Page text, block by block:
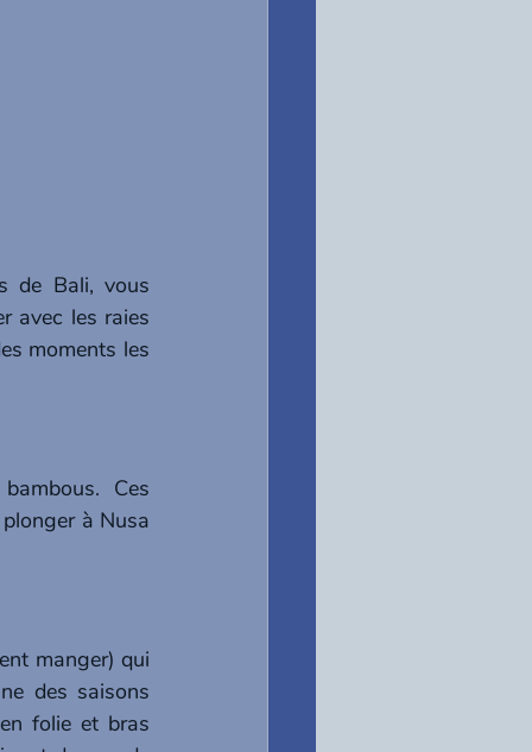
de Bali, vous
avec les raies
moments les
Ces
à Nusa
manger) qui
des saisons
folie et bras